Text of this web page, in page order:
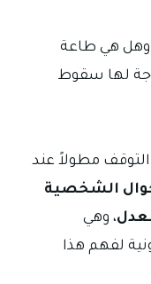
وهل هي طاعة
لها سقوط
التوقف مطولاً عند
قانون الأحوال الشخصية
، وهي
لفهم هذا